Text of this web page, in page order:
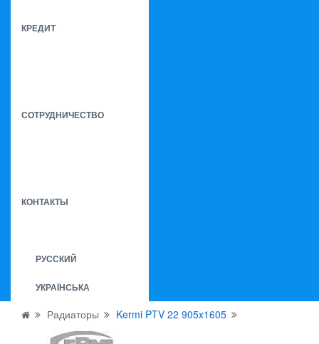
КРЕДИТ
СОТРУДНИЧЕСТВО
КОНТАКТЫ
РУССКИЙ
УКРАЇНСЬКА
Радиаторы Kermi PTV 22 905x1605